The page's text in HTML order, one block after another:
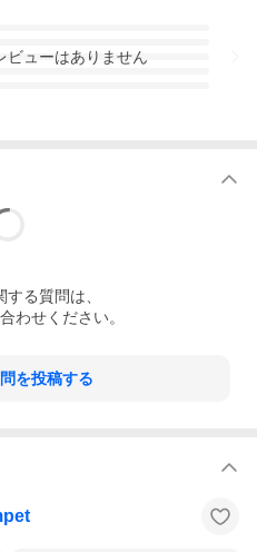
ビューはありません
する質問は、
わせください。
を投稿する